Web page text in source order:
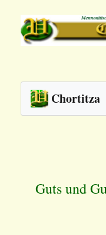
Chortitza
Guts und